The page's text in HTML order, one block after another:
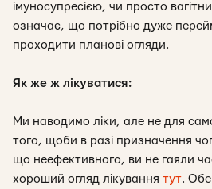
імуносупресією, чи просто
означає, що потрібно дуже
проходити планові огляди.
Як же ж лікуватися:
Ми наводимо ліки, але не для
того, щоби в разі призначення
що неефективного, ви не гаяли
хороший огляд лікування тут.